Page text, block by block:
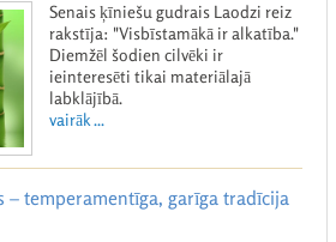
Senais ķīniešu gudrais Laodzi reiz
rakstīja: "Visbīstamākā ir alkatība."
Diemžēl šodien cilvēki ir
ieinteresēti tikai materiālajā
labklājībā.
vairāk ...
– temperamentīga, garīga tradīcija